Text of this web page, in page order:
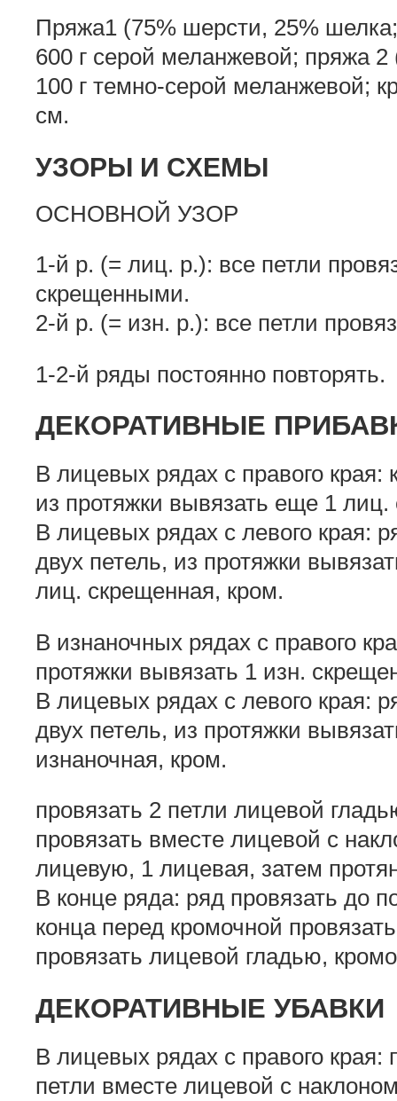
Пряжа1 (75% шерсти, 25%
600 г серой меланжевой; пряжа
100 г темно-серой меланжевой;
см.
УЗОРЫ И СХЕМЫ
ОСНОВНОЙ УЗОР
1-й р. (= лиц. р.): все петли
скрещенными.
2-й р. (= изн. р.): все петли
1-2-й ряды постоянно повторять.
ДЕКОРАТИВНЫЕ
В лицевых рядах с правого
из протяжки вывязать еще 1
В лицевых рядах с левого края:
двух петель, из протяжки
лиц. скрещенная, кром.
В изнаночных рядах с правого
протяжки вывязать 1 изн.
В лицевых рядах с левого края:
двух петель, из протяжки
изнаночная, кром.
провязать 2 петли лицевой
провязать вместе лицевой с
лицевую, 1 лицевая, затем
В конце ряда: ряд провязать до
конца перед кромочной
провязать лицевой гладью,
ДЕКОРАТИВНЫЕ УБАВКИ
В лицевых рядах с правого края:
петли вместе лицевой с